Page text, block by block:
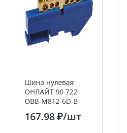
Шина нулевая
ОНЛАЙТ 90 722
OBB-M812-6D-B
167.98 ₽/шт